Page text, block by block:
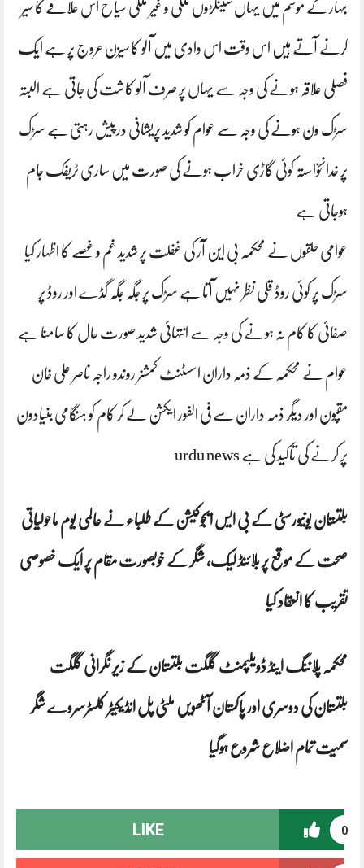
بہار کے موسم میں یہاں سینکڑوں ملکی و غیر ملکی سیاح اس علاقے کا سیر
کرنے آتے ہیں اس وقت اس وادی میں آلو کا سیزن عروج پر ہے ایک
فصلی علاقہ ہونے کی وجہ سے یہاں پر صرف آلو کاشت کی جاتی ہے البتہ
سڑک ون ہونے کی وجہ سے عوام کو شدید پریشانی درپیش رہتی ہے سڑک
پر خدانخواستہ کوئی گاڑی خراب ہونے کی صورت میں ساری ٹریفک جام
ہوجاتی ہے
عوامی حلقوں نے محکمہ بی این آر کی غفلت پر شدید غم و غصے کا اظہار کیا
سڑک پر کوئی روڈ قلی نظر نہیں آتا ہے سڑک پر جگہ جگہ گڈے اور روڈ پر
صفائی کا کام نہ ہونے کی وجہ سے انتہائی شدید صورت حال کا سامنا ہے
عوام نے محکمہ کے ذمہ داران اسسٹنٹ کمشنر روندو راجہ ناصر علی خان
مقپون اور دیگر ذمہ داران سے فی الفور ایکشن لے کر کام کو ہنگامی بنیادون
پر کرنے کی تاکید کی ہے urdu news
بلتستان یونیورسٹی کے بی ایس ایجوکیشن کے طلباء نے عالمی یوم ماحولیاتی
صحت کے موقع پر بلائنڈ لیک، شگر کے خوبصورت مقام پر ایک خصوصی
تقریب کا انعقاد کیا
محکمہ پلاننگ اینڈ ڈویلپمنٹ گلگت بلتستان کے زیر نگرانی گلگت
بلتستان کی دوسری اور پاکستان آٹھویں ملٹی پل انڈیکیٹر کلسٹرسروے شگر
سمیت تمام اضلاع شروع ہوگیا
0
LIKE